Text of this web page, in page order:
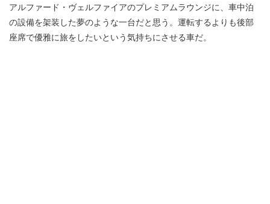
アルファード・ヴェルファイアのプレミアムラウンジに、車中泊
の設備を架装した夢のような一台だと思う。運転するよりも後部
座席で優雅に旅をしたいという気持ちにさせる車だ。